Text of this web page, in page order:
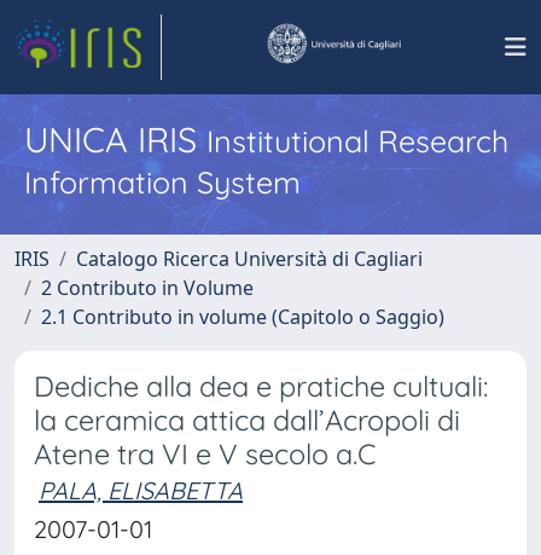
UNICA IRISInstitutional Research
Information System
IRIS
Catalogo Ricerca Università di Cagliari
2 Contributo in Volume
2.1 Contributo in volume (Capitolo o Saggio)
Dediche alla dea e pratiche cultuali:
la ceramica attica dall’Acropoli di
Atene tra VI e V secolo a.C
PALA, ELISABETTA
2007-01-01